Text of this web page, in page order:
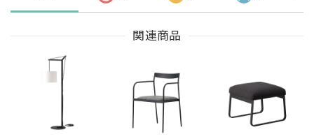
関連商品